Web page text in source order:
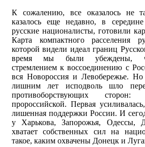
К сожалению, все оказалось не
казалось еще недавно, в
русские националисты, готовили
Карта компактного расселения
которой видели идеал границ
время мы были убеждены,
стремлением к воссоединению с
вся Новороссия и Левобережье. Но
лишним лет исподволь шло
противоборствующих
пророссийской. Первая
лишенная поддержки России. И
у Харькова, Запорожья, Одессы,
хватает собственных сил на
такое, каким охвачены Донецк и